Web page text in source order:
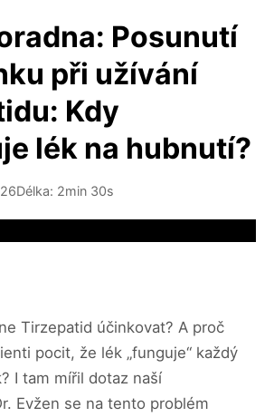
Posunutí
při užívání
Kdy
lék na hubnutí?
Délka: 2min 30s
Tirzepatid účinkovat? A proč
pocit, že lék „funguje“ každý
I tam mířil dotaz naší
Evžen se na tento problém